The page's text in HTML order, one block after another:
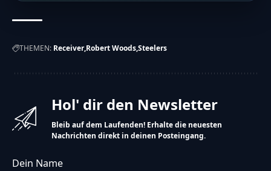
THEMEN: Receiver Robert WoodsSteelers
Hol' dir den Newsletter
Bleib auf dem Laufenden! Erhalte die neuesten
Nachrichten direkt in deinen Posteingang.
Dein Name